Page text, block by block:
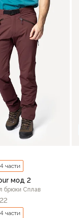
части
мод 2
брюки Сплав
22
части